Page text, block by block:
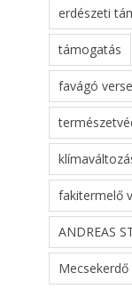
erdészeti
támogatás
favágó
fakitermelő
ANDREAS
Mecsekerdő